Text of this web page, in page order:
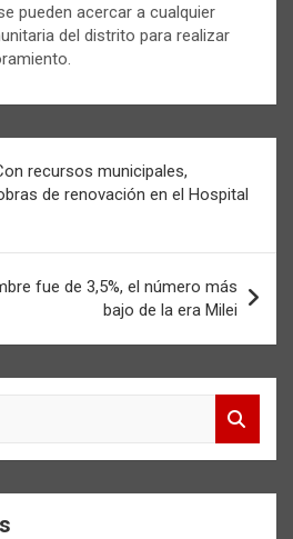
pueden acercar a cualquier
del distrito para realizar
recursos municipales,
de renovación en el Hospital
fue de 3,5%, el número más
bajo de la era Milei